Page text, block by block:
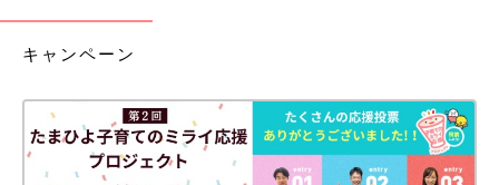
キャンペーン